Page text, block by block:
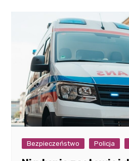
Bezpieczeństwo Policja